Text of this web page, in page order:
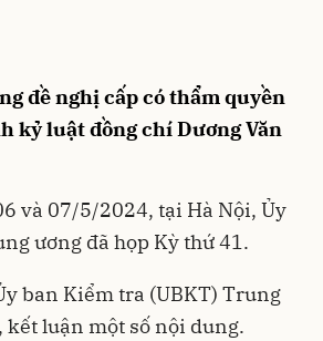
đề nghị cấp có thẩm quyền
kỷ luật đồng chí Dương Văn
và 07/5/2024, tại Hà Nội, Ủy
ương đã họp Kỳ thứ 41.
ban Kiểm tra (UBKT) Trung
kết luận một số nội dung.
Hủy Gửi